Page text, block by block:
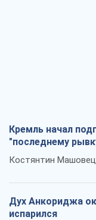
Кремль начал
"последнему
Костянтин
Дух Анкориджа
испарился